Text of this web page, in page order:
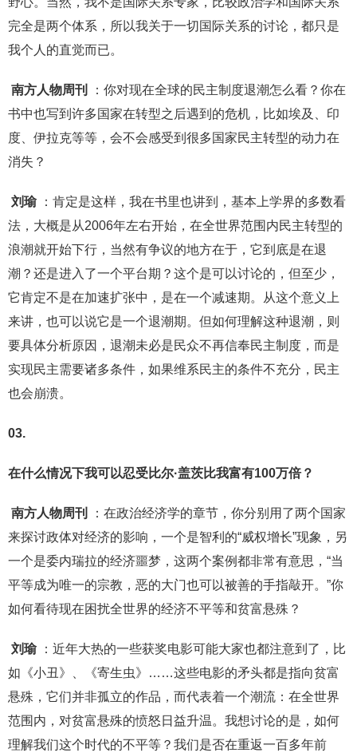
完全是两个体系，所以我关于一切国际关系的讨论，都只是
我个人的直觉而已。
南方人物周刊
：你对现在全球的民主制度退潮怎么看？你在
书中也写到许多国家在转型之后遇到的危机，比如埃及、印
度、伊拉克等等，会不会感受到很多国家民主转型的动力在
消失？
刘瑜
：肯定是这样，我在书里也讲到，基本上学界的多数看
法，大概是从2006年左右开始，在全世界范围内民主转型的
浪潮就开始下行，当然有争议的地方在于，它到底是在退
潮？还是进入了一个平台期？这个是可以讨论的，但至少，
它肯定不是在加速扩张中，是在一个减速期。从这个意义上
来讲，也可以说它是一个退潮期。但如何理解这种退潮，则
要具体分析原因，退潮未必是民众不再信奉民主制度，而是
实现民主需要诸多条件，如果维系民主的条件不充分，民主
也会崩溃。
03.
在什么情况下我可以忍受比尔·盖茨比我富有100万倍？
南方人物周刊
：在政治经济学的章节，你分别用了两个国家
来探讨政体对经济的影响，一个是智利的“威权增长”现象，另
一个是委内瑞拉的经济噩梦，这两个案例都非常有意思，“当
平等成为唯一的宗教，恶的大门也可以被善的手指敲开。”你
如何看待现在困扰全世界的经济不平等和贫富悬殊？
刘瑜
：近年大热的一些获奖电影可能大家也都注意到了，比
如《小丑》、《寄生虫》……这些电影的矛头都是指向贫富
悬殊，它们并非孤立的作品，而代表着一个潮流：在全世界
范围内，对贫富悬殊的愤怒日益升温。我想讨论的是，如何
理解我们这个时代的不平等？我们是否在重返一百多年前